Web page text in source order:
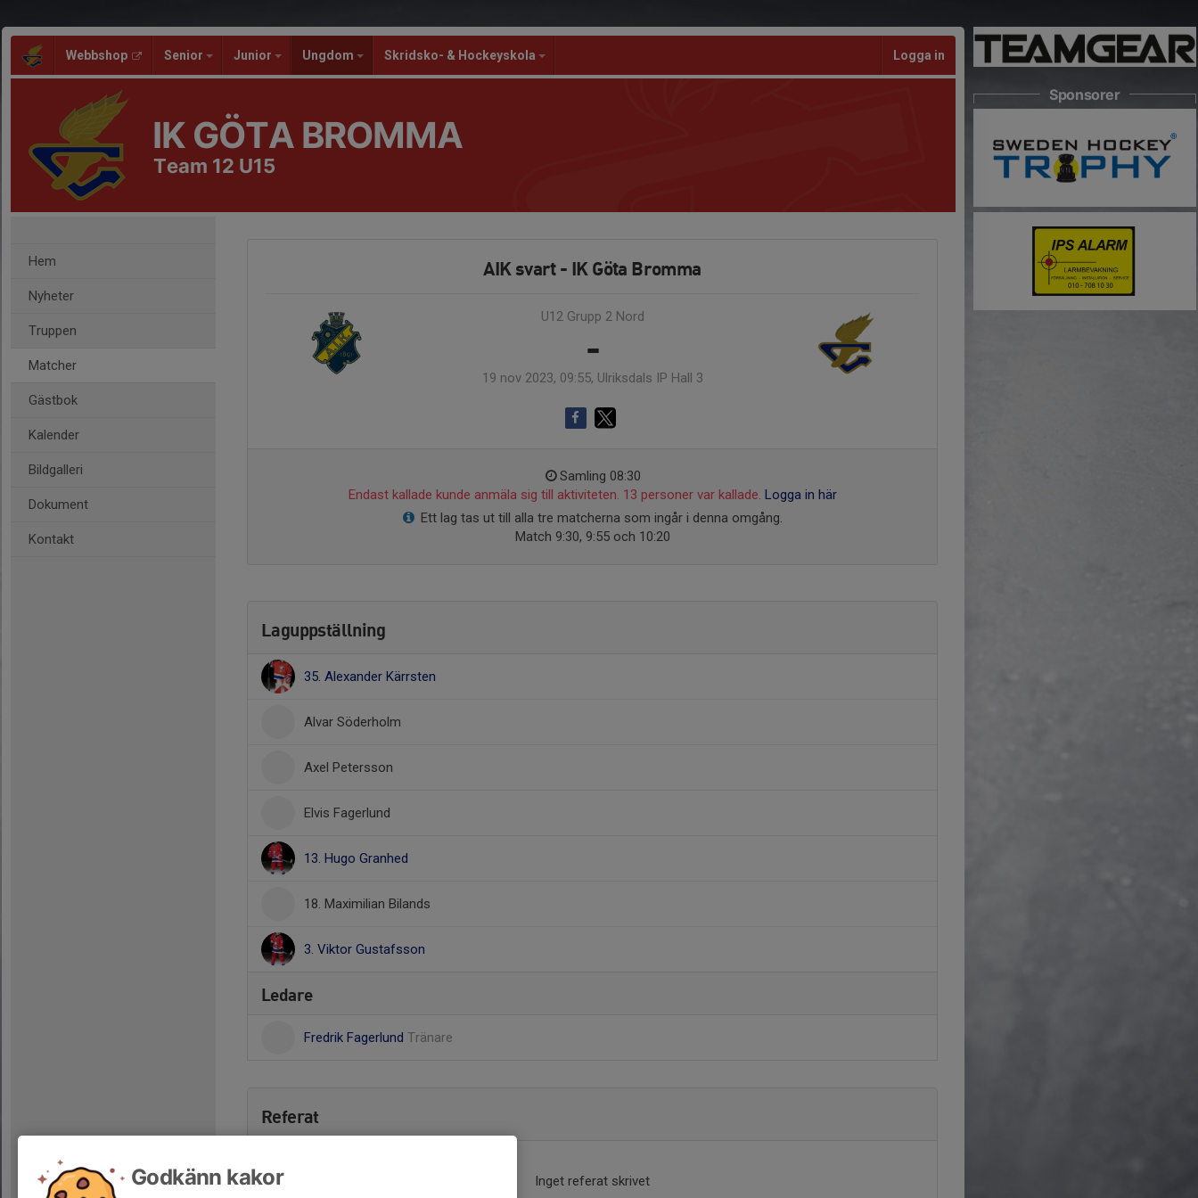
Webbshop Senior Junior Ungdom Skridsko- & Hockeyskola Logga in
IK GÖTA BROMMA
Team 12 U15
Hem
Nyheter
Truppen
Matcher
Gästbok
Kalender
Bildgalleri
Dokument
Kontakt
AIK svart - IK Göta Bromma
U12 Grupp 2 Nord
-
19 nov 2023, 09:55, Ulriksdals IP Hall 3
Samling 08:30
Endast kallade kunde anmäla sig till aktiviteten. 13 personer var kallade. Logga in här
Ett lag tas ut till alla tre matcherna som ingår i denna omgång.
Match 9:30, 9:55 och 10:20
Laguppställning
35. Alexander Kärrsten
Alvar Söderholm
Axel Petersson
Elvis Fagerlund
13. Hugo Granhed
18. Maximilian Bilands
3. Viktor Gustafsson
Ledare
Fredrik Fagerlund Tränare
Referat
Inget referat skrivet
Sponsorer
Godkänn kakor